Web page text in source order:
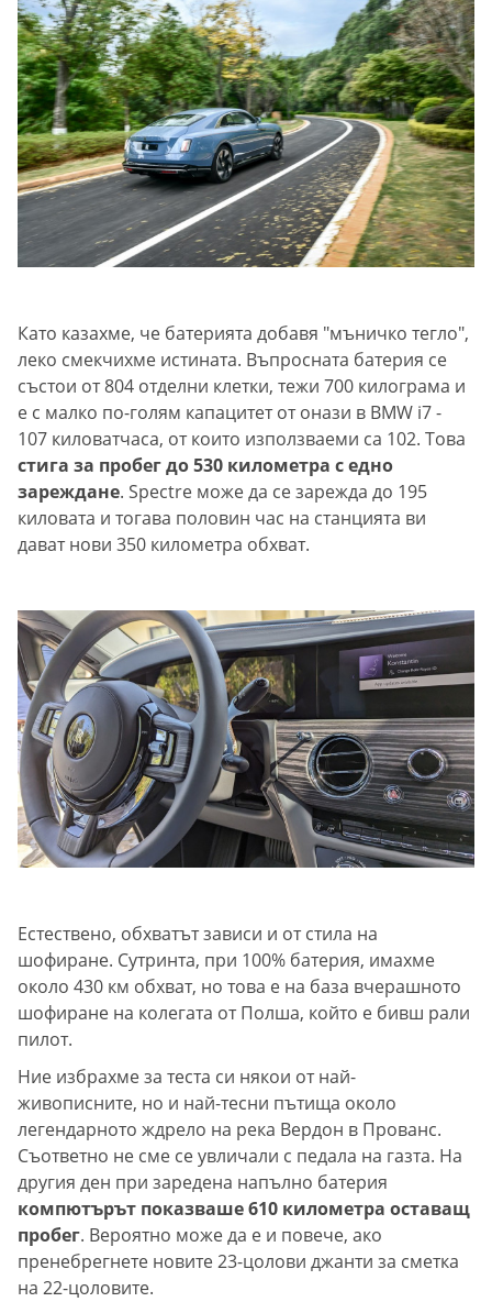
Като казахме, че батерията добавя "мъничко тегло",
леко смекчихме истината. Въпросната батерия се
състои от 804 отделни клетки, тежи 700 килограма и
е с малко по-голям капацитет от онази в BMW i7 -
107 киловатчаса, от които използваеми са 102. Това
стига за пробег до 530 километра с едно
зареждане. Spectre може да се зарежда до 195
киловата и тогава половин час на станцията ви
дават нови 350 километра обхват.
Естествено, обхватът зависи и от стила на
шофиране. Сутринта, при 100% батерия, имахме
около 430 км обхват, но това е на база вчерашното
шофиране на колегата от Полша, който е бивш рали
пилот.
Ние избрахме за теста си някои от най-
живописните, но и най-тесни пътища около
легендарното ждрело на река Вердон в Прованс.
Съответно не сме се увличали с педала на газта. На
другия ден при заредена напълно батерия
компютърът показваше 610 километра оставащ
пробег. Вероятно може да е и повече, ако
пренебрегнете новите 23-цолови джанти за сметка
на 22-цоловите.